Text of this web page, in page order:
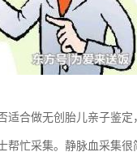
适合做无创胎儿亲子鉴
忙采集。静脉血采集